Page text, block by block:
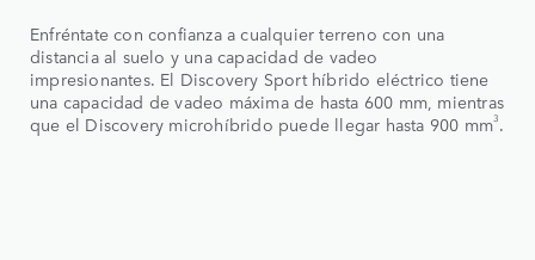
Enfréntate con confianza a cualquier terreno con una
distancia al suelo y una capacidad de vadeo
impresionantes. El Discovery Sport híbrido eléctrico tiene
una capacidad de vadeo máxima de hasta 600 mm, mientras
que el Discovery microhíbrido puede llegar hasta 900 mm3.